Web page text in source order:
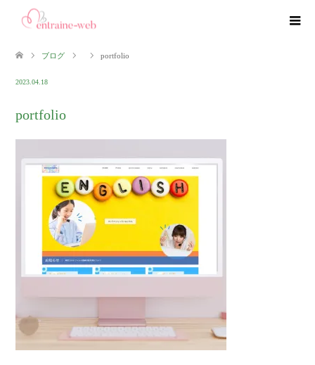
ブログ portfolio
2023.04.18
portfolio